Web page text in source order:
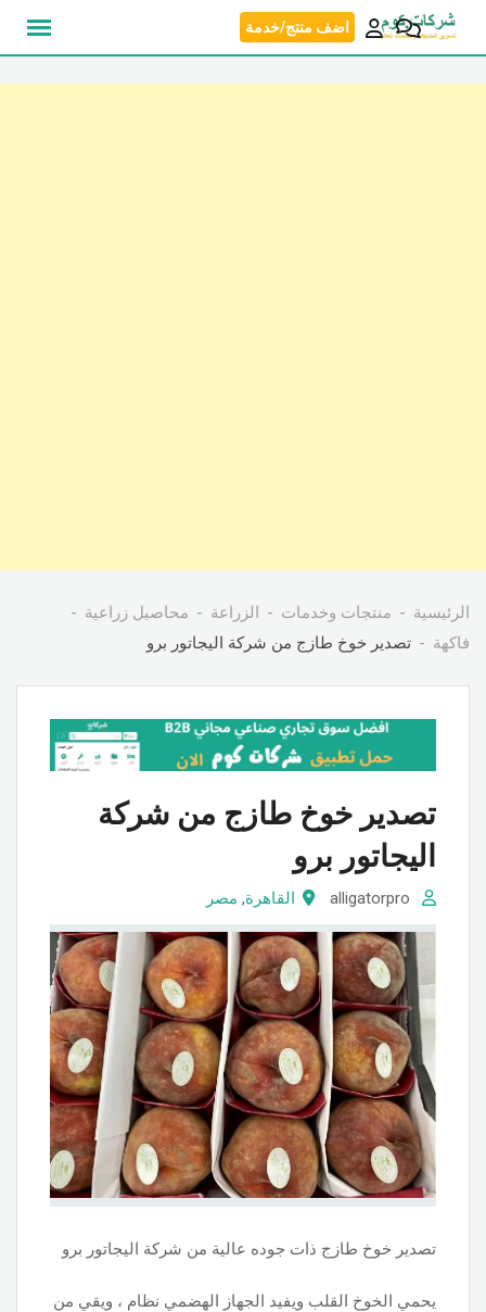
انتقل
اضف منتج/خدمة
الرئيسية منتجات وخدمات الزراعة
محاصيل زراعية
فاكهة
تصدير خوخ طازج من شركة اليجاتور برو
تصدير خوخ طازج من شركة
اليجاتور برو
القاهرة, مصر
تصدير خوخ طازج ذات جوده عالية من شركة اليجاتور برو
يحمي الخوخ القلب ويفيد الجهاز الهضمي نظام ، ويقي من